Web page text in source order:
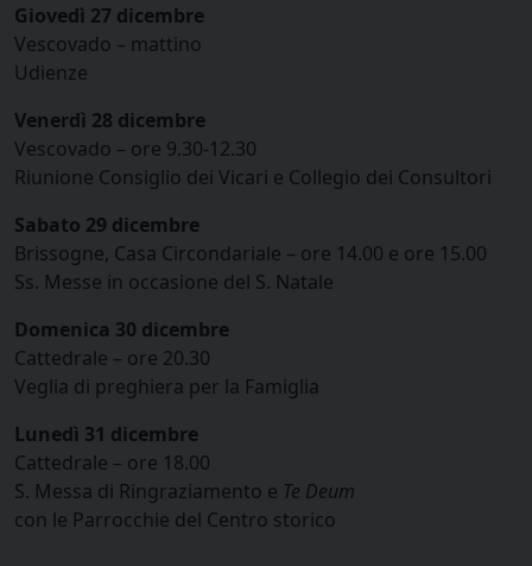
Giovedì 27 dicembre
Vescovado – mattino
Udienze
Venerdì 28 dicembre
Vescovado – ore 9.30-12.30
Riunione Consiglio dei Vicari e Collegio dei Consultori
Sabato 29 dicembre
Brissogne, Casa Circondariale – ore 14.00 e ore 15.00
Ss. Messe in occasione del S. Natale
Domenica 30 dicembre
Cattedrale – ore 20.30
Veglia di preghiera per la Famiglia
Lunedì 31 dicembre
Cattedrale – ore 18.00
S. Messa di Ringraziamento e Te Deum
con le Parrocchie del Centro storico